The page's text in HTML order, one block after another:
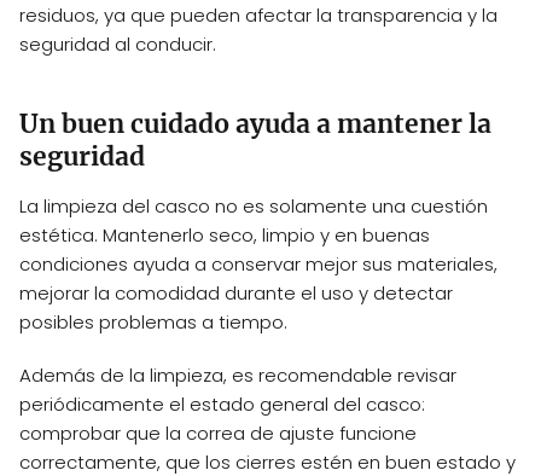
residuos, ya que pueden afectar la transparencia y la
seguridad al conducir.
Un buen cuidado ayuda a mantener la
seguridad
La limpieza del casco no es solamente una cuestión
estética. Mantenerlo seco, limpio y en buenas
condiciones ayuda a conservar mejor sus materiales,
mejorar la comodidad durante el uso y detectar
posibles problemas a tiempo.
Además de la limpieza, es recomendable revisar
periódicamente el estado general del casco:
comprobar que la correa de ajuste funcione
correctamente, que los cierres estén en buen estado y